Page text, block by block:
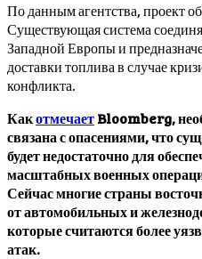
По данным агентства, проект
Существующая система
Западной Европы и
доставки топлива в случае
конфликта.
КакотмечаетBloomberg,
связана с опасениями, что
будет недостаточно для
масштабных военных
Сейчас многие страны
от автомобильных и
которые считаются более
атак.